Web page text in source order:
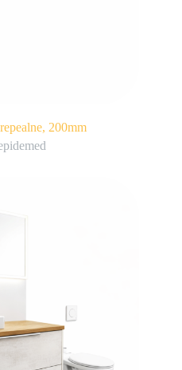
200mm